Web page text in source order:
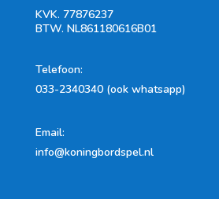
KVK. 77876237
BTW. NL861180616B01
Telefoon:
033-2340340 (ook whatsapp)
Email:
info@koningbordspel.nl